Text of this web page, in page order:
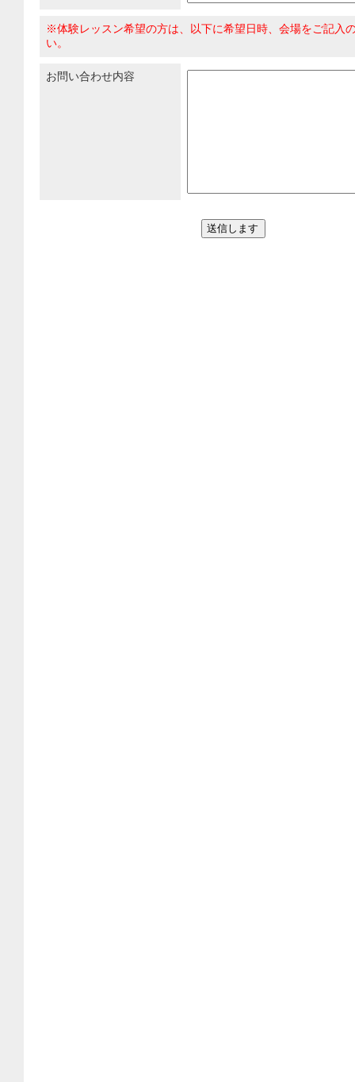
※体験レッスン希望の方は、以下に希望日時、会場をご記入
い。
お問い合わせ内容